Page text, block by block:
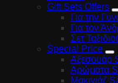
Gift Sets Offers
Για την
Για τον
Σετ
Special Price
Αξεσουάρ
Αρώματα
Μακιγιάζ